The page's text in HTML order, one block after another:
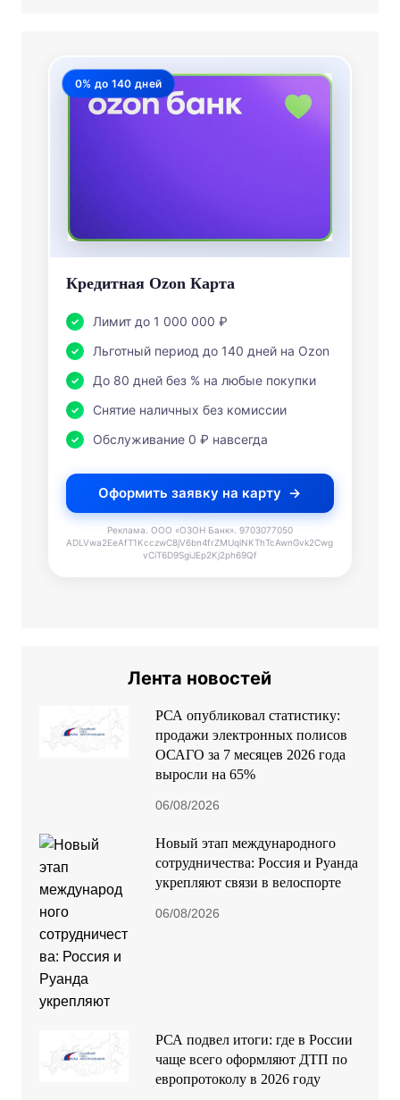
0% до 140 дней
Кредитная Ozon Карта
Лимит до 1 000 000 ₽
Льготный период до 140 дней на Ozon
До 80 дней без % на любые покупки
Снятие наличных без комиссии
Обслуживание 0 ₽ навсегда
Оформить заявку на карту
Реклама. ООО «ОЗОН Банк». 9703077050
ADLVwa2EeAfT1KcczwC8jV6bn4frZMUqiNKThTcAwnGvk2Cwg
vCiT6D9SgiJEp2Kj2ph69Qf
Лента новостей
РСА опубликовал статистику:
продажи электронных полисов
ОСАГО за 7 месяцев 2026 года
выросли на 65%
06/08/2026
Новый этап международного
сотрудничества: Россия и Руанда
укрепляют связи в велоспорте
06/08/2026
РСА подвел итоги: где в России
чаще всего оформляют ДТП по
европротоколу в 2026 году